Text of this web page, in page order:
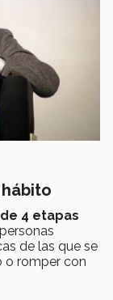
4 etapas
de las que se
o romper con